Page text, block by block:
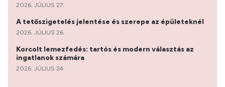
2026. JÚLIUS 27.
A tetőszigetelés jelentése és szerepe az épületeknél
2026. JÚLIUS 26.
Korcolt lemezfedés: tartós és modern választás az
ingatlanok számára
2026. JÚLIUS 24.